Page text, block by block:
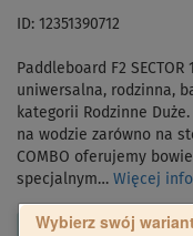
ID: 12351390712
Paddleboard F2 SECTOR
uniwersalna, rodzinna,
kategorii Rodzinne
na wodzie zarówno na
COMBO oferujemy
specjalnym… Więcej
Wybierz swój